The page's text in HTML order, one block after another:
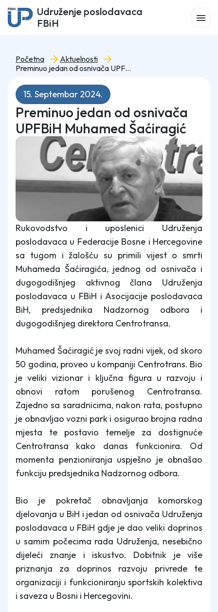
Udruženje poslodavaca
FBiH
Početna
Aktuelnosti
Preminuo jedan od osnivača UPFBiH Muhamed Šaćiragić
15. Septembar 2024.
Preminuo jedan od osnivača
UPFBiH Muhamed Šaćiragić
Rukovodstvo i uposlenici Udruženja
poslodavaca u Federacije Bosne i Hercegovine
sa tugom i žalošću su primili vijest o smrti
Muhameda Šaćiragića, jednog od osnivača i
dugogodišnjeg aktivnog člana Udruženja
poslodavaca u FBiH i Asocijacije poslodavaca
BiH, predsjednika Nadzornog odbora i
dugogodišnjeg direktora Centrotransa.
Muhamed Šaćiragić je svoj radni vijek, od skoro
50 godina, proveo u kompaniji Centrotrans. Bio
je veliki vizionar i ključna figura u razvoju i
obnovi ratom porušenog Centrotransa.
Zajedno sa saradnicima, nakon rata, postupno
je obnavljao vozni park i osigurao brojna radna
mjesta te postavio temelje za dostignuće
Centrotransa kako danas funkcionira. Od
momenta penzioniranja uspješno je obnašao
funkciju predsjednika Nadzornog odbora.
Bio je pokretač obnavljanja komorskog
djelovanja u BiH i jedan od osnivača Udruženja
poslodavaca u FBiH gdje je dao veliki doprinos
u samim počecima rada Udruženja, nesebično
dijeleći znanje i iskustvo. Dobitnik je više
priznanja za doprinos razvoju privrede te
organizaciji i funkcioniranju sportskih kolektiva
i saveza u Bosni i Hercegovini.